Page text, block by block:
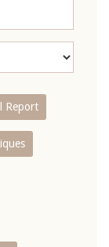
Report